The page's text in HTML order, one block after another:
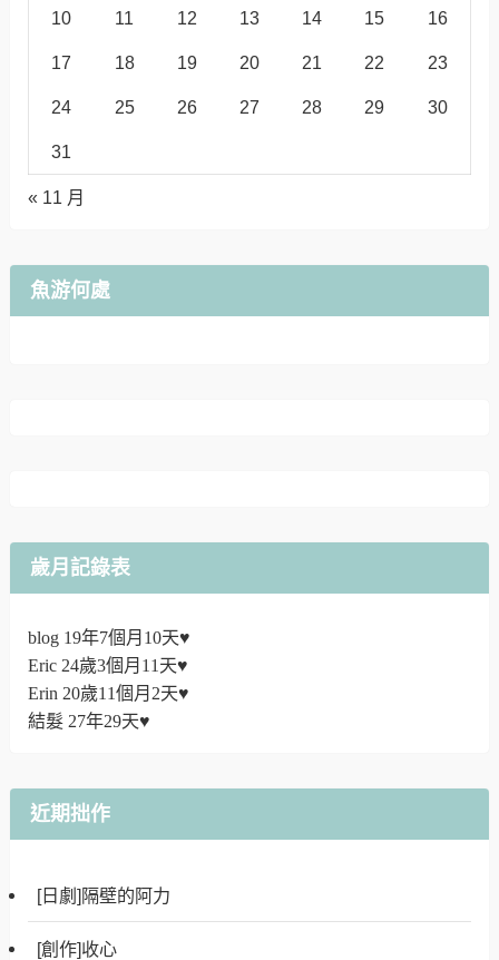
10 11 12 13 14 15 16
17 18 19 20 21 22 23
24 25 26 27 28 29 30
31
« 11 月
魚游何處
歲月記錄表
blog 19年7個月10天♥
Eric 24歲3個月11天♥
Erin 20歲11個月2天♥
結髮 27年29天♥
近期拙作
[日劇]隔壁的阿力
[創作]收心